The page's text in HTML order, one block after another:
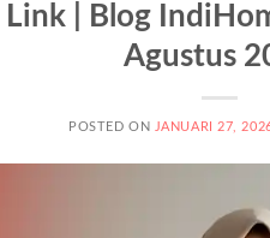
| Blog
Agustus
POSTED ON JANUARI 27,